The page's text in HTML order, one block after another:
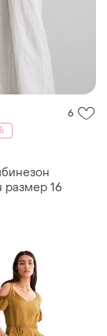
6
размер 16